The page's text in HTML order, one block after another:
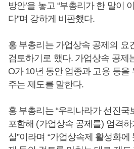
방안’을 놓고 “부총리가 한 말이
다”며 강하게 비판했다.
홍 부총리는 가업상속 공제의 요
검토하기로 했다. 가업상속 공제
O가 10년 동안 업종과 고용 등을
주는 제도를 말한다.
홍 부총리는 “우리나라가 선진국
포함해 (가업상속 공제를) 엄격
실”이라며 “가업상속제 활성화